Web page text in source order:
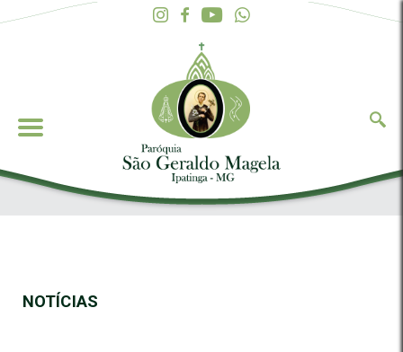
NOTÍCIAS